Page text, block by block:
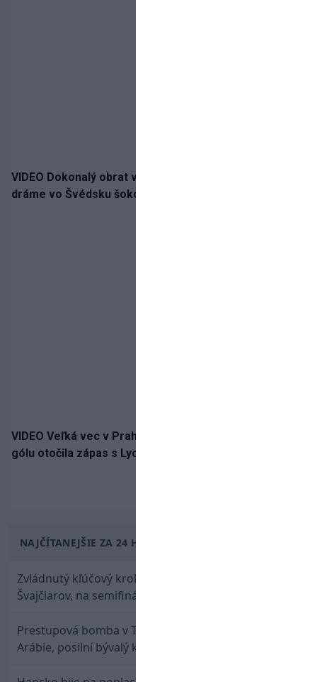
VIDEO Dokonalý obrat v nadstavenom čase! Slovan po
dráme vo Švédsku šokoval Mjällby a vezie výhru
VIDEO Veľká vec v Prahe. Sparta napriek vlastnému
gólu otočila zápas s Lyonom
NAJČÍTANEJŠIE ZA 24 HODÍN
Zvládnutý kľúčový krok! Osemnástka zdolala
Švajčiarov, na semifinále potrebuje pomoc favorita
Prestupová bomba v Turecku! Salah nepôjde do
Arábie, posilní bývalý klub Hamšíka